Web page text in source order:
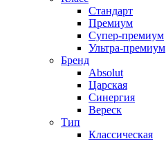
Стандарт
Премиум
Супер-премиум
Ультра-премиум
Бренд
Absolut
Царская
Синергия
Вереск
Тип
Классическая